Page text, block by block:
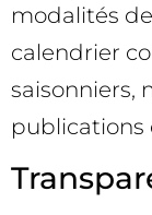
modalités
calendrier
saisonniers,
publications